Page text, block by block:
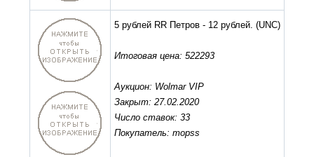
5 рублей RR Петров - 12 рублей. (UNC)
Итоговая цена: 522293
Аукцион: Wolmar VIP
Закрыт: 27.02.2020
Число ставок: 33
Покупатель: mopss